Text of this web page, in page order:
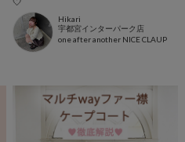
Hikari
宇都宮インターパーク店
one after another NICE CLAUP